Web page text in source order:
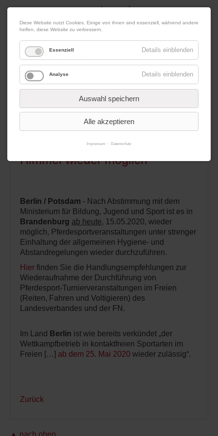
10. August 2026 Impressum|Kontakt|Datenschutz
Werbung
Menü
von Redaktion
Turniersport und Wettbewerbe in
Brandenburg unter freiem
Himmel wieder möglich
Berlin / Potsdam - Nach Abstimmung mit dem
Ministerium für Bildung, Jugend und Sport ist es in
Brandenburg ab heute, 15.05.2020, wieder
möglich, Pferdesportveranstaltungen unter strenger
Einhaltung der allgemeinen Hygiene- und
Abstandregelungen wieder durchzuführen.
Hier finden Sie die Handlungsempfehlungen zur
Wiederaufnahme der Durchführung von
Pferdesport-Turnierveranstaltungen im Freien
(Reiten, Fahren und Voltigieren) des
Landesverbandes und der FN.
Im Land Berlin ist wie bereits verkündet „der
Wettkampfbetrieb in kontaktfreien Sportarten im
Freien […]
ab dem 25. Mai 2020 wieder zulässig“.
Zurück
Diese Website nutzt Cookies. Einige von ihnen sind essenziell, während andere
helfen, diese Website zu verbessern.
Essenziell Details einblenden
Analyse Details einblenden
Auswahl speichern
Alle akzeptieren
Impressum Datenschutz